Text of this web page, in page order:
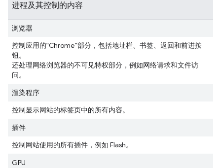
进程及其控制的内容
浏览器
控制应用的“Chrome”部分，包括地址栏、书签、返回和前进按
钮。
还处理网络浏览器的不可见特权部分，例如网络请求和文件访
问。
渲染程序
控制显示网站的标签页中的所有内容。
插件
控制网站使用的所有插件，例如 Flash。
GPU